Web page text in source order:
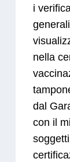
i
nella
dal
con il